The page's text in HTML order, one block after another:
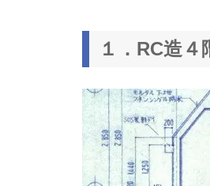
１．RC造４